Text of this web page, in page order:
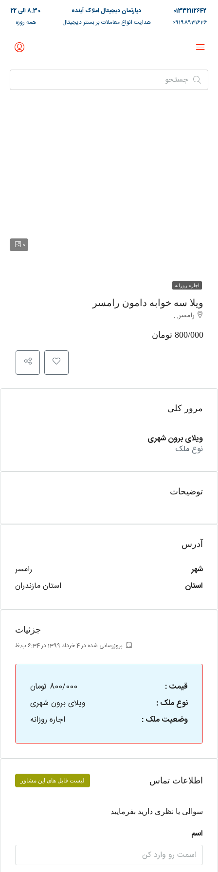
01332112642
09198931626
دپارتمان دیجیتال املاک آینده
هدایت انواع معاملات بر بستر دیجیتال
8:30 الی 22
همه روزه
0
اجاره روزانه
ویلا سه خوابه دامون رامسر
رامسر, ,
800/000 تومان
مرور کلی
ویلای برون شهری
نوع ملک
توضیحات
آدرس
شهر
رامسر
استان
استان مازندران
جزئیات
بروزرسانی شده در 4 خرداد 1399 در 6:34 ب.ظ
قیمت :
800/000 تومان
نوع ملک :
ویلای برون شهری
وضعیت ملک :
اجاره روزانه
اطلاعات تماس لیست فایل های این مشاور
سوالی یا نظری دارید بفرمایید
اسم